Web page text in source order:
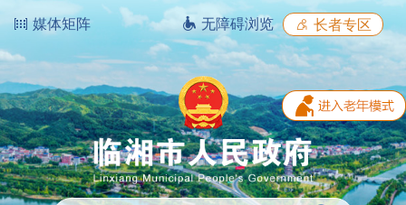
媒体矩阵 无障碍浏览 长者专区